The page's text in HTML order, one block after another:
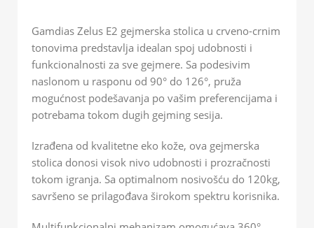
Gamdias Zelus E2 gejmerska stolica u crveno-crnim
tonovima predstavlja idealan spoj udobnosti i
funkcionalnosti za sve gejmere. Sa podesivim
naslonom u rasponu od 90° do 126°, pruža
mogućnost podešavanja po vašim preferencijama i
potrebama tokom dugih gejming sesija.
Izrađena od kvalitetne eko kože, ova gejmerska
stolica donosi visok nivo udobnosti i prozračnosti
tokom igranja. Sa optimalnom nosivošću do 120kg,
savršeno se prilagođava širokom spektru korisnika.